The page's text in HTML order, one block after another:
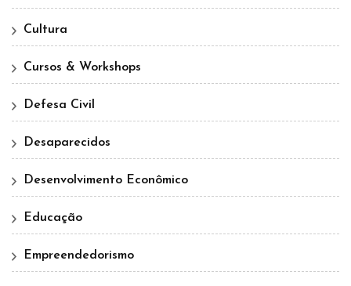
Cultura
Cursos & Workshops
Defesa Civil
Desaparecidos
Desenvolvimento Econômico
Educação
Empreendedorismo